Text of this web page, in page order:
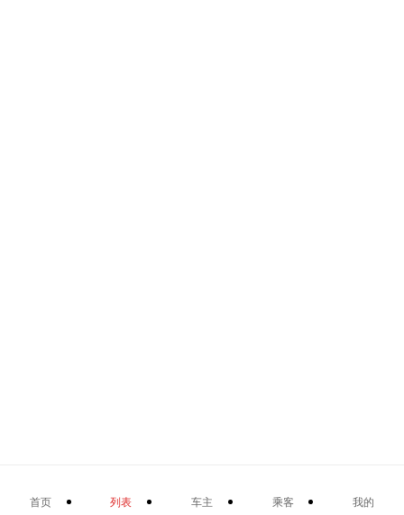
首页 列表 车主 乘客 我的